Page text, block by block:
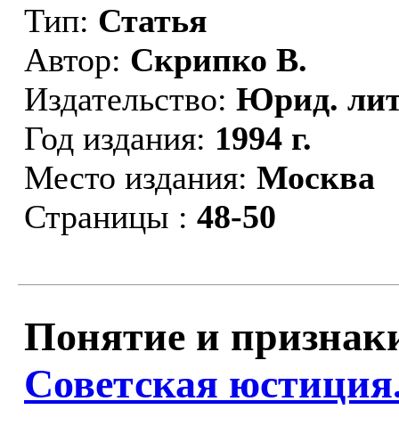
Тип: Статья
Автор: Скрипко В.
Издательство: Юрид.
Год издания: 1994 г.
Место издания: Москва
Страницы : 48-50
Понятие и
Советская